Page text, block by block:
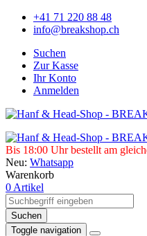
+41 71 220 88 48
info@breakshop.ch
Suchen
Zur Kasse
Ihr Konto
Anmelden
Bis 18:00 Uhr bestellt am
Neu: Whatsapp
Warenkorb
0 Artikel
Suchen
Toggle navigation